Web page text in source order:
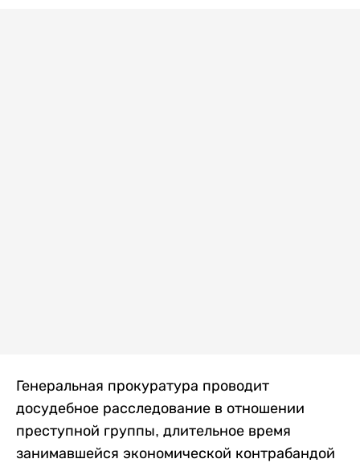
Генеральная прокуратура проводит
досудебное расследование в отношении
преступной группы, длительное время
занимавшейся экономической контрабандой